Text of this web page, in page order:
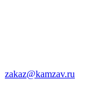
zakaz@kamzav.ru